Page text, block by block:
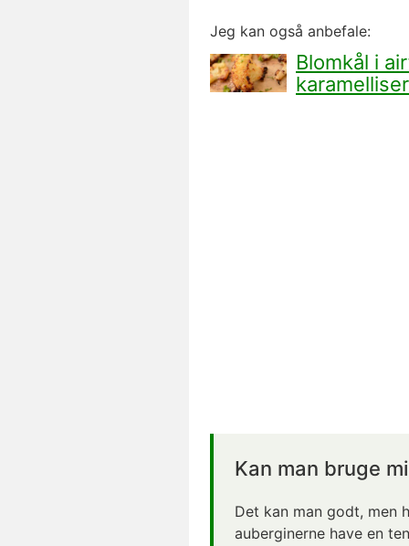
Jeg kan også anbefale:
Blomkål i
Kan man bruge
Det kan man godt, men
auberginerne have en